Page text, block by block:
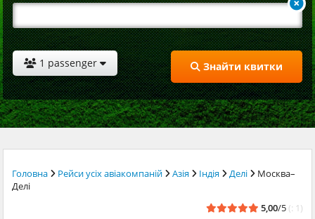
1 passenger Знайти квитки
Головна Рейси усіх авіакомпаній Азія Індія Делі
Москва–
Делі
5,00/5 (: 1)